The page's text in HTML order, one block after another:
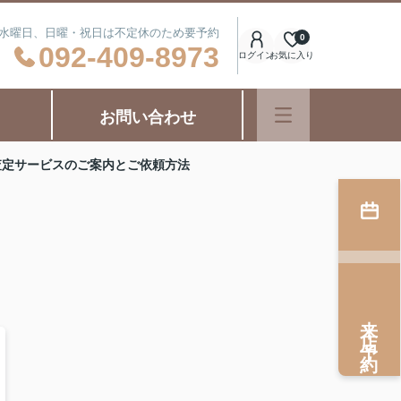
日、日曜・祝日は不定休のため要予約
092-409-8973 ログインお気に入り
0
お問い合わせ
サービスのご案内とご依頼方法
来店予約